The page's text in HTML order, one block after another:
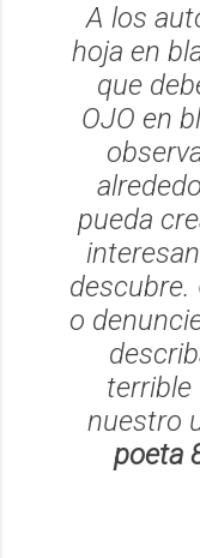
A los
hoja en
que
OJO en
pueda
descubre.
o
terrible
nuestro
poeta